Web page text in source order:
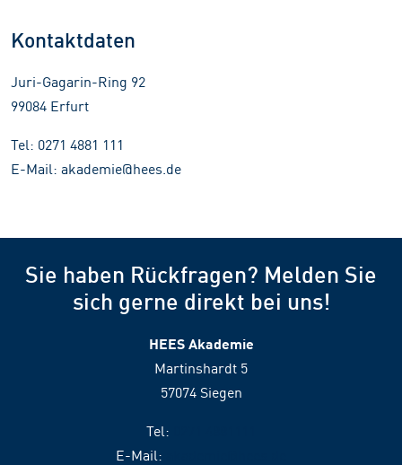
Kontaktdaten
Juri-Gagarin-Ring 92
99084 Erfurt
Tel: 0271 4881 111
E-Mail: akademie@hees.de
Sie haben Rückfragen? Melden Sie
sich gerne direkt bei uns!
HEES Akademie
Martinshardt 5
57074 Siegen
Tel:
E-Mail: